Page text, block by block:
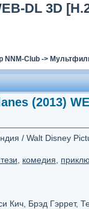
DL 3D
NNM-Club ->
(2013)
/ Walt Disney
комедия
Кич, Брэд Гэррет,